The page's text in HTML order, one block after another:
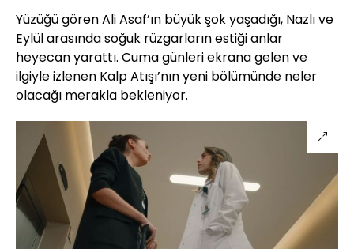
Yüzüğü gören Ali Asaf’ın büyük şok yaşadığı, Nazlı ve
Eylül arasında soğuk rüzgarların estiği anlar
heyecan yarattı. Cuma günleri ekrana gelen ve
ilgiyle izlenen Kalp Atışı’nın yeni bölümünde neler
olacağı merakla bekleniyor.